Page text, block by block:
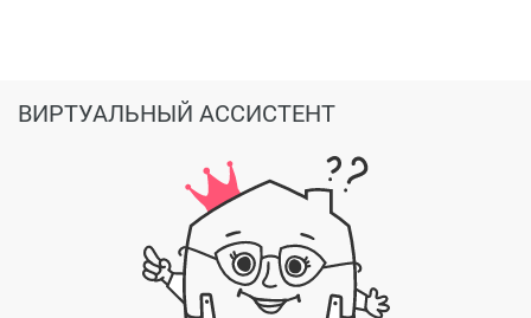
ВИРТУАЛЬНЫЙ АССИСТЕНТ